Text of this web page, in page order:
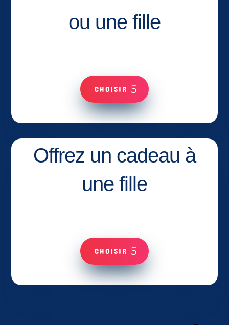
ou une fille
CHOISIR
Offrez un cadeau à
une fille
CHOISIR